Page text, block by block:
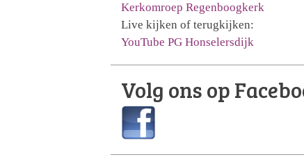
Kerkomroep Regenboogkerk
Live kijken of terugkijken:
YouTube PG Honselersdijk
Volg ons op